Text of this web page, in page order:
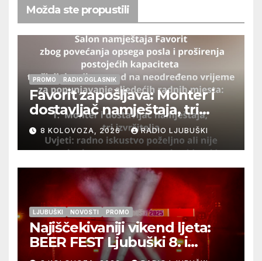
Možda ste propustili
PROMO RADIO OGLASNIK
Favorit zapošljava: Monter i
dostavljač namještaja, tri
izvršitelja
8 KOLOVOZA, 2026 RADIO LJUBUŠKI
LJUBUŠKI NOVOSTI PROMO
Najiščekivaniji vikend ljeta:
BEER FEST Ljubuški 8. i
9.kolovoza